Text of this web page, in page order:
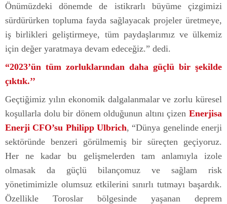
Önümüzdeki dönemde de istikrarlı büyüme çizgimizi
sürdürürken topluma fayda sağlayacak projeler üretmeye,
iş birlikleri geliştirmeye, tüm paydaşlarımız ve ülkemiz
için değer yaratmaya devam edeceğiz.” dedi.
“2023’ün tüm zorluklarından daha güçlü bir şekilde
çıktık.’’
Geçtiğimiz yılın ekonomik dalgalanmalar ve zorlu küresel
koşullarla dolu bir dönem olduğunun altını çizen Enerjisa
Enerji CFO’su Philipp Ulbrich, “Dünya genelinde enerji
sektöründe benzeri görülmemiş bir süreçten geçiyoruz.
Her ne kadar bu gelişmelerden tam anlamıyla izole
olmasak da güçlü bilançomuz ve sağlam risk
yönetimimizle olumsuz etkilerini sınırlı tutmayı başardık.
Özellikle Toroslar bölgesinde yaşanan deprem